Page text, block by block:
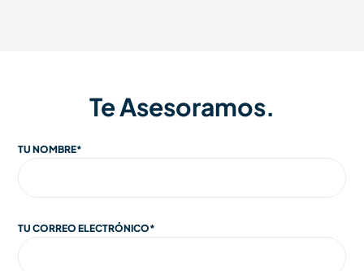
Te Asesoramos.
TU NOMBRE*
TU CORREO ELECTRÓNICO*